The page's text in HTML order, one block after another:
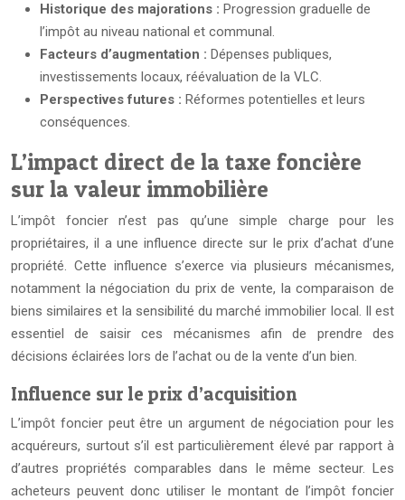
Historique des majorations : Progression graduelle de
l’impôt au niveau national et communal.
Facteurs d’augmentation : Dépenses publiques,
investissements locaux, réévaluation de la VLC.
Perspectives futures : Réformes potentielles et leurs
conséquences.
L’impact direct de la taxe foncière
sur la valeur immobilière
L’impôt foncier n’est pas qu’une simple charge pour les
propriétaires, il a une influence directe sur le prix d’achat d’une
propriété. Cette influence s’exerce via plusieurs mécanismes,
notamment la négociation du prix de vente, la comparaison de
biens similaires et la sensibilité du marché immobilier local. Il est
essentiel de saisir ces mécanismes afin de prendre des
décisions éclairées lors de l’achat ou de la vente d’un bien.
Influence sur le prix d’acquisition
L’impôt foncier peut être un argument de négociation pour les
acquéreurs, surtout s’il est particulièrement élevé par rapport à
d’autres propriétés comparables dans le même secteur. Les
acheteurs peuvent donc utiliser le montant de l’impôt foncier